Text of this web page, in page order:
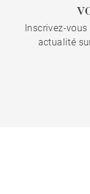
Inscrivez-
actualité